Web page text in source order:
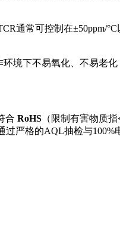
通常可控制在±50ppm/
环境下不易氧化、不易老
合 RoHS （限制有害物质
严格的AQL抽检与